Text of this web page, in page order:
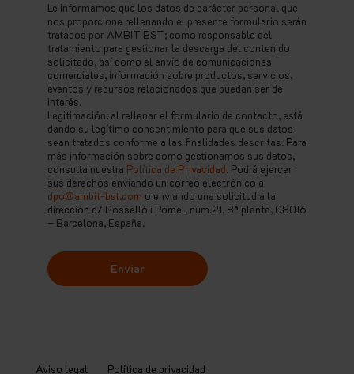
Le informamos que los datos de carácter personal que
nos proporcione rellenando el presente formulario serán
tratados por AMBIT BST; como responsable del
tratamiento para gestionar la descarga del contenido
solicitado, así como el envío de comunicaciones
comerciales, información sobre productos, servicios,
eventos y recursos relacionados que puedan ser de
interés.
Legitimación: al rellenar el formulario de contacto, está
dando su legítimo consentimiento para que sus datos
sean tratados conforme a las finalidades descritas. Para
más información sobre como gestionamos sus datos,
consulta nuestra Política de Privacidad. Podrá ejercer
sus derechos enviando un correo electrónico a
dpo@ambit-bst.com o enviando una solicitud a la
dirección c/ Rosselló i Porcel, núm.21, 8ª planta, 08016
– Barcelona, España.
Aviso legal Política de privacidad